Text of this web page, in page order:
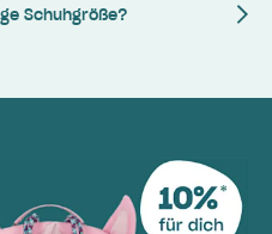
Schuhgröße?